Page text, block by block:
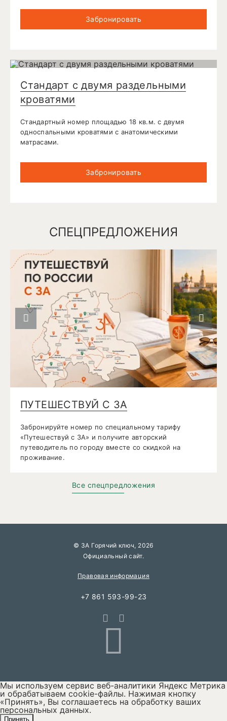
Забронировать
Стандарт с двумя раздельными
кроватями
Стандартный номер площадью 18 кв.м. с двумя
односпальными кроватями с анатомическими
матрасами.
Забронировать
СПЕЦПРЕДЛОЖЕНИЯ
Предыдущий слайд
ПУТЕШЕСТВУЙ С 3А
Забронируйте номер по специальному тарифу
«Путешествуй с 3А» и получите авторский
путеводитель по городу вместе со скидкой на
проживание.
Все спецпредложения
© 3А Горячий ключ, 2026
Официальный сайт.
Правовая информация
+7 861 593-99-23
Мы используем сервис веб-аналитики Яндекс Метрика
и обрабатываем cookie-файлы. Нажимая кнопку
«Принять», Вы соглашаетесь на обработку ваших
персональных данных.
Принять